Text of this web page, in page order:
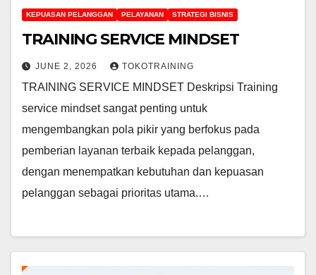
KEPUASAN PELANGGAN PELAYANAN STRATEGI BISNIS
TRAINING SERVICE MINDSET
JUNE 2, 2026 TOKOTRAINING
TRAINING SERVICE MINDSET Deskripsi Training
service mindset sangat penting untuk
mengembangkan pola pikir yang berfokus pada
pemberian layanan terbaik kepada pelanggan,
dengan menempatkan kebutuhan dan kepuasan
pelanggan sebagai prioritas utama.…